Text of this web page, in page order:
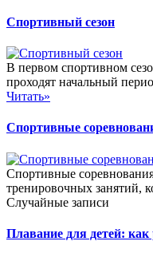
Спортивный сезон
В первом спортивном
проходят начальный
Читать»
Спортивные
Спортивные
тренировочных занятий,
Случайные записи
Плавание для детей: